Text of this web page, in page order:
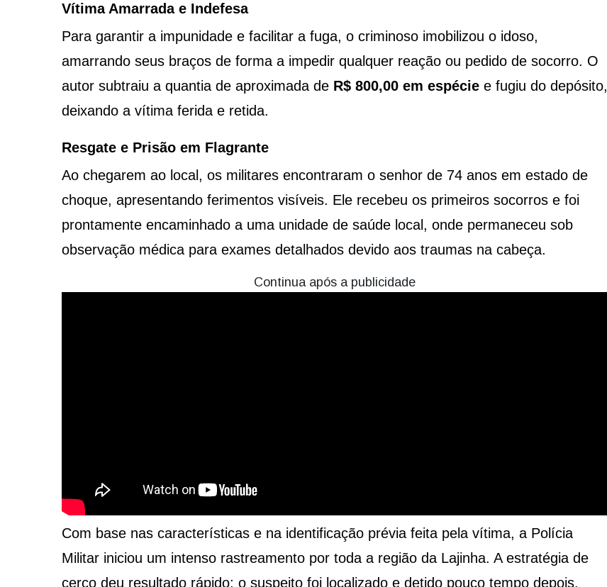
Vítima Amarrada e Indefesa
Para garantir a impunidade e facilitar a fuga, o criminoso imobilizou o idoso,
amarrando seus braços de forma a impedir qualquer reação ou pedido de socorro. O
autor subtraiu a quantia de aproximada de R$ 800,00 em espécie e fugiu do depósito,
deixando a vítima ferida e retida.
Resgate e Prisão em Flagrante
Ao chegarem ao local, os militares encontraram o senhor de 74 anos em estado de
choque, apresentando ferimentos visíveis. Ele recebeu os primeiros socorros e foi
prontamente encaminhado a uma unidade de saúde local, onde permaneceu sob
observação médica para exames detalhados devido aos traumas na cabeça.
Continua após a publicidade
Com base nas características e na identificação prévia feita pela vítima, a Polícia
Militar iniciou um intenso rastreamento por toda a região da Lajinha. A estratégia de
cerco deu resultado rápido: o suspeito foi localizado e detido pouco tempo depois.